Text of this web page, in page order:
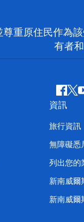
重原住民作為
有者
嘰
喳
喳
資訊
旅行資訊
無障礙悉
列出您的
新南威爾
新南威爾